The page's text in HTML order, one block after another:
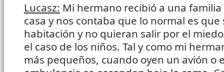
Lucasz: Mi hermano recibió a una
casa y nos contaba que lo normal es
habitación y no quieran salir por el
el caso de los niños. Tal y como mi
más pequeños, cuando oyen un avión o